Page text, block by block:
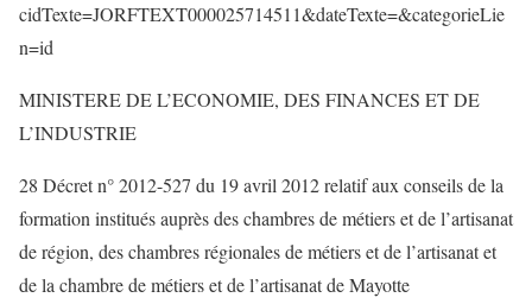
cidTexte=JORFTEXT000025714511&dateTexte=&categorieLie
n=id
MINISTERE DE L’ECONOMIE, DES FINANCES ET DE
L’INDUSTRIE
28 Décret n° 2012-527 du 19 avril 2012 relatif aux conseils de la
formation institués auprès des chambres de métiers et de l’artisanat
de région, des chambres régionales de métiers et de l’artisanat et
de la chambre de métiers et de l’artisanat de Mayotte